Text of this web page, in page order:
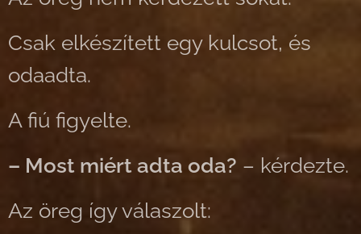
Csak elkészített egy kulcsot, és
odaadta.
A fiú figyelte.
– Most miért adta oda? – kérdezte.
Az öreg így válaszolt: